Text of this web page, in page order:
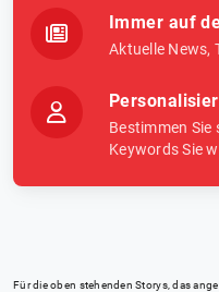
Immer auf
Aktuelle News,
Bestimmen Sie
Keywords Sie
Für die oben stehenden Storys, das